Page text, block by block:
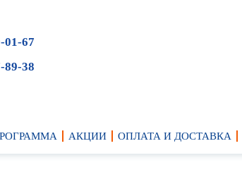
01-67
89-38
АКЦИИ ОПЛАТА И ДОСТАВКА